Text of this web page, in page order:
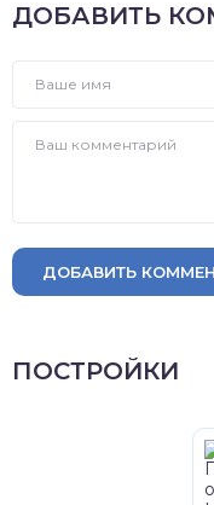
ДОБАВИТЬ
ДОБАВИТЬ
ПОСТРОЙКИ